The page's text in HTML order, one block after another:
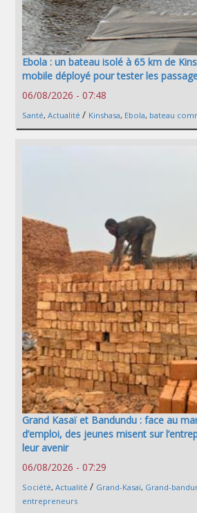
Ebola : un bateau isolé à 65 km de
mobile déployé pour tester les
06/08/2026 - 07:48
Santé, Actualité / Kinshasa, Ebola, bateau
Grand Kasaï et Bandundu : face au
d’emploi, des jeunes misent sur
leur avenir
06/08/2026 - 07:29
Société, Actualité / Grand-Kasaï, Grand-
entrepreneurs